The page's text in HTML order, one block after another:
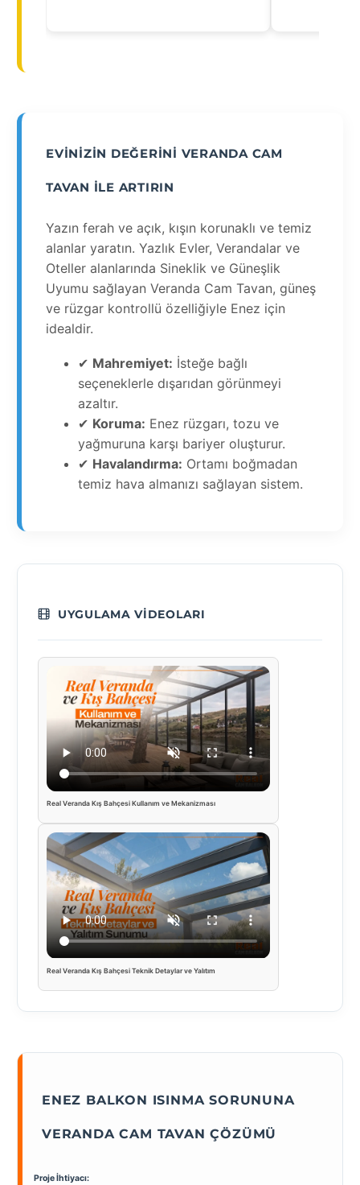
EVINIZIN DEĞERINI VERANDA CAM
TAVAN ILE ARTIRIN
Yazın ferah ve açık, kışın korunaklı ve temiz
alanlar yaratın. Yazlık Evler, Verandalar ve
Oteller alanlarında Sineklik ve Güneşlik
Uyumu sağlayan Veranda Cam Tavan, güneş
ve rüzgar kontrollü özelliğiyle Enez için
idealdir.
✔ Mahremiyet: İsteğe bağlı
seçeneklerle dışarıdan görünmeyi
azaltır.
✔ Koruma: Enez rüzgarı, tozu ve
yağmuruna karşı bariyer oluşturur.
✔ Havalandırma: Ortamı boğmadan
temiz hava almanızı sağlayan sistem.
UYGULAMA VIDEOLARI
Real Veranda Kış Bahçesi Kullanım ve Mekanizması
Real Veranda Kış Bahçesi Teknik Detaylar ve Yalıtım
ENEZ BALKON ISINMA SORUNUNA
VERANDA CAM TAVAN ÇÖZÜMÜ
Proje İhtiyacı: